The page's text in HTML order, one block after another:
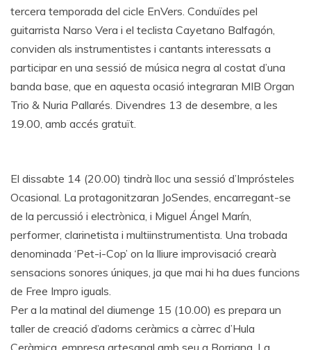
tercera temporada del cicle EnVers. Conduïdes pel
guitarrista Narso Vera i el teclista Cayetano Balfagón,
conviden als instrumentistes i cantants interessats a
participar en una sessió de música negra al costat d’una
banda base, que en aquesta ocasió integraran MIB Organ
Trio & Nuria Pallarés. Divendres 13 de desembre, a les
19.00, amb accés gratuït.
El dissabte 14 (20.00) tindrà lloc una sessió d’Imprósteles
Ocasional. La protagonitzaran JoSendes, encarregant-se
de la percussió i electrònica, i Miguel Ángel Marín,
performer, clarinetista i multiinstrumentista. Una trobada
denominada ‘Pet-i-Cop’ on la lliure improvisació crearà
sensacions sonores úniques, ja que mai hi ha dues funcions
de Free Impro iguals.
Per a la matinal del diumenge 15 (10.00) es prepara un
taller de creació d’adorns ceràmics a càrrec d’Hula
Ceràmica, empresa artesanal amb seu a Borriana. La